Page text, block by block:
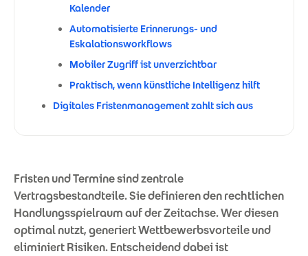
Kalender
Automatisierte Erinnerungs- und
Eskalationsworkflows
Mobiler Zugriff ist unverzichtbar
Praktisch, wenn künstliche Intelligenz hilft
Digitales Fristenmanagement zahlt sich aus
Fristen und Termine sind zentrale
Vertragsbestandteile. Sie definieren den rechtlichen
Handlungsspielraum auf der Zeitachse. Wer diesen
optimal nutzt, generiert Wettbewerbsvorteile und
eliminiert Risiken. Entscheidend dabei ist